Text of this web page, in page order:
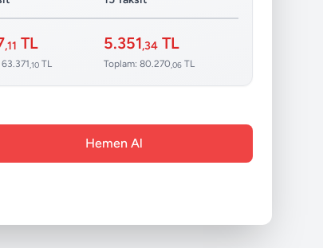
,11 TL
,10 TL
5.351,34 TL
Toplam: 80.270 ,06 TL
Hemen Al